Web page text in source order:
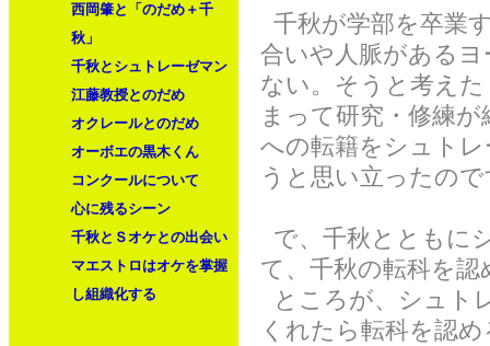
西岡肇と「のだめ＋千
秋」
千秋とシュトレーゼマン
江藤教授とのだめ
オクレールとのだめ
オーボエの黒木くん
コンクールについて
心に残るシーン
千秋とＳオケとの出会い
マエストロはオケを掌握
し組織化する
千秋が学部を卒業
合いや人脈がある
ない。そうと考え
まって研究・修練
への転籍をシュト
うと思い立ったの
で、千秋とともに
て、千秋の転科を
ところが、シュト
くれたら転科を認